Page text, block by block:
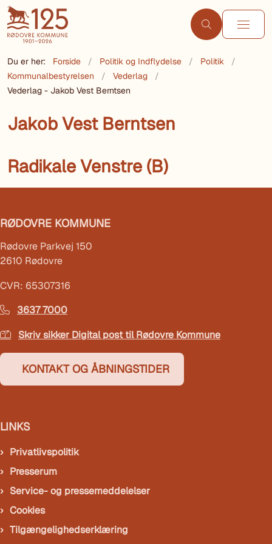
Du er her: Forside Politik og Indflydelse
Politik
Kommunalbestyrelsen
Vederlag
Vederlag - Jakob Vest Berntsen
Jakob Vest Berntsen
Radikale Venstre (B)
RØDOVRE KOMMUNE
Rødovre Parkvej 150
2610 Rødovre
CVR: 65307316
3637 7000
Skriv sikker Digital post til Rødovre Kommune
KONTAKT OG ÅBNINGSTIDER
LINKS
Privatlivspolitik
Presserum
Service- og pressemeddelelser
Cookies
Tilgængelighedserklæring